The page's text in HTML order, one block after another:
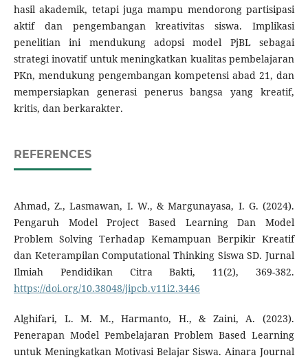
hasil akademik, tetapi juga mampu mendorong partisipasi
aktif dan pengembangan kreativitas siswa. Implikasi
penelitian ini mendukung adopsi model PjBL sebagai
strategi inovatif untuk meningkatkan kualitas pembelajaran
PKn, mendukung pengembangan kompetensi abad 21, dan
mempersiapkan generasi penerus bangsa yang kreatif,
kritis, dan berkarakter.
REFERENCES
Ahmad, Z., Lasmawan, I. W., & Margunayasa, I. G. (2024).
Pengaruh Model Project Based Learning Dan Model
Problem Solving Terhadap Kemampuan Berpikir Kreatif
dan Keterampilan Computational Thinking Siswa SD. Jurnal
Ilmiah Pendidikan Citra Bakti, 11(2), 369-382.
https://doi.org/10.38048/jipcb.v11i2.3446
Alghifari, L. M. M., Harmanto, H., & Zaini, A. (2023).
Penerapan Model Pembelajaran Problem Based Learning
untuk Meningkatkan Motivasi Belajar Siswa. Ainara Journal